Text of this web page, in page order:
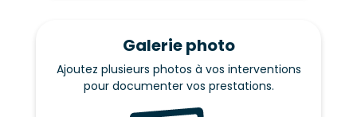
Galerie photo
Ajoutez plusieurs photos à vos interventions
pour documenter vos prestations.